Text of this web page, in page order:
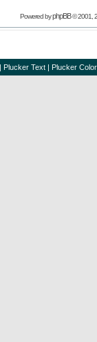
Powered byphpBB© 2001,
| Plucker Text | Plucker Color